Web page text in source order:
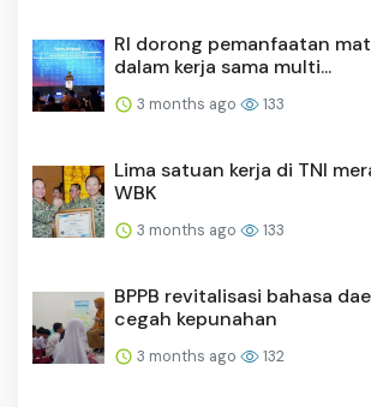
RI dorong pemanfaatan
dalam kerja sama multi...
3 months ago 133
Lima satuan kerja di TNI
WBK
3 months ago 133
BPPB revitalisasi bahasa
cegah kepunahan
3 months ago 132